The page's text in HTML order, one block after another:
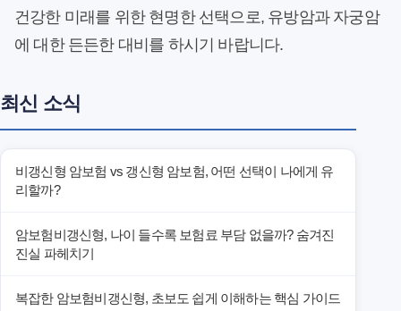
건강한 미래를 위한 현명한 선택으로, 유방암과 자궁암
에 대한 든든한 대비를 하시기 바랍니다.
최신 소식
비갱신형 암보험 vs 갱신형 암보험, 어떤 선택이 나에게 유
리할까?
암보험비갱신형, 나이 들수록 보험료 부담 없을까? 숨겨진
진실 파헤치기
복잡한 암보험비갱신형, 초보도 쉽게 이해하는 핵심 가이드